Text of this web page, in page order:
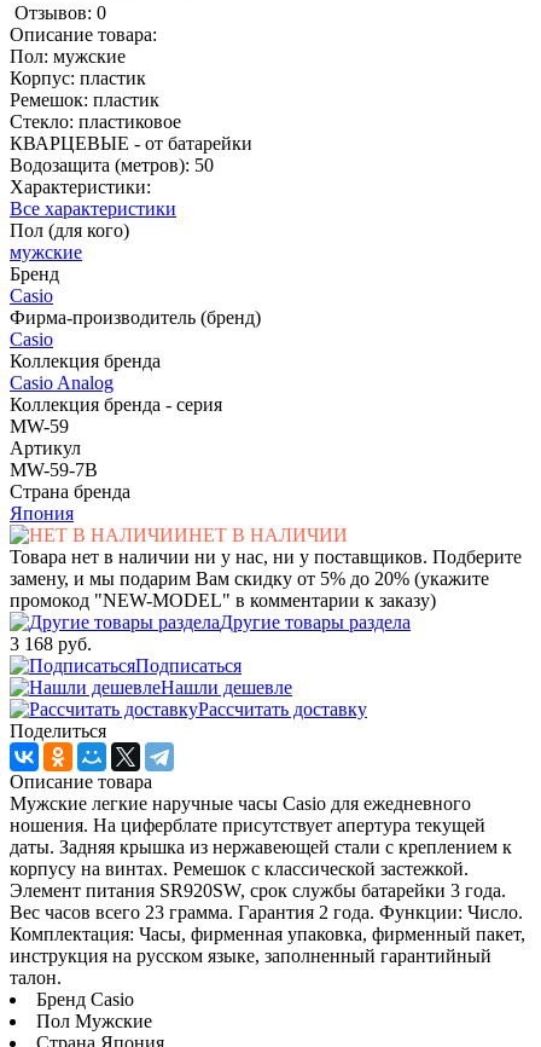
Отзывов: 0
Описание товара:
Пол: мужские
Корпус: пластик
Ремешок: пластик
Стекло: пластиковое
КВАРЦЕВЫЕ - от батарейки
Водозащита (метров): 50
Характеристики:
Все характеристики
Пол (для кого)
мужские
Бренд
Casio
Фирма-производитель (бренд)
Casio
Коллекция бренда
Casio Analog
Коллекция бренда - серия
MW-59
Артикул
MW-59-7B
Страна бренда
Япония
НЕТ В НАЛИЧИИ
Товара нет в наличии ни у нас, ни у поставщиков. Подберите
замену, и мы подарим Вам скидку от 5% до 20% (укажите
промокод "NEW-MODEL" в комментарии к заказу)
Другие товары раздела
3 168 руб.
Подписаться
Нашли дешевле
Рассчитать доставку
Поделиться
Описание товара
Мужские легкие наручные часы Casio для ежедневного
ношения. На циферблате присутствует апертура текущей
даты. Задняя крышка из нержавеющей стали с креплением к
корпусу на винтах. Ремешок с классической застежкой.
Элемент питания SR920SW, срок службы батарейки 3 года.
Вес часов всего 23 грамма. Гарантия 2 года. Функции: Число.
Комплектация: Часы, фирменная упаковка, фирменный пакет,
инструкция на русском языке, заполненный гарантийный
талон.
Бренд Casio
Пол Мужские
Страна Япония